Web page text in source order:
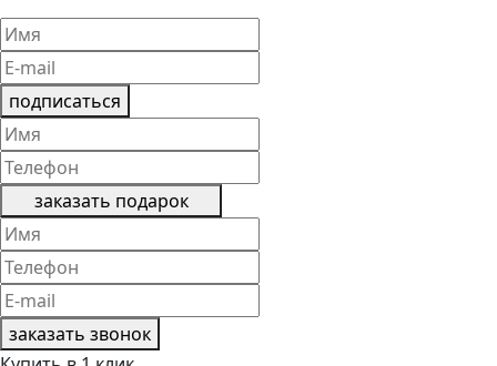
подписаться
заказать подарок
заказать звонок